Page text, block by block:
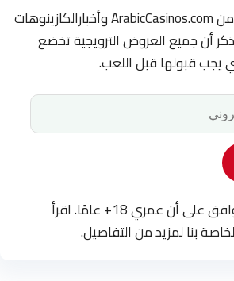
تلقَّ مكافآت حصرية من ArabicCasinos.com وأخبارالكازينوهات
تذكر أن جميع العروض الترويجية تخضع
يجب قبولها قبل اللعب.
من خلال التسجيل، أوافق على أن عمري 18+ عامًا. اقرأ
بنا لمزيد من التفاصيل.